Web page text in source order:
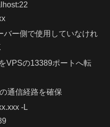
バー側で使用していなけれ
VPSの13389ポートへ転
通信経路を確保
-L